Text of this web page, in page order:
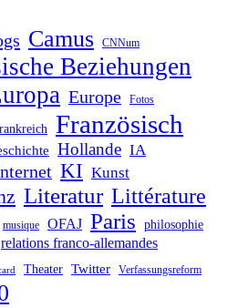
Camus CNNum
Beziehungen
Europe Fotos
Französisch
Hollande IA
KI Kunst
Literatur Littérature
musique OFAJ Paris philosophie
relations franco-allemandes
Theater Twitter Verfassungsreform